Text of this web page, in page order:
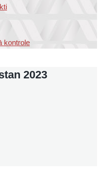
kontrole
2023